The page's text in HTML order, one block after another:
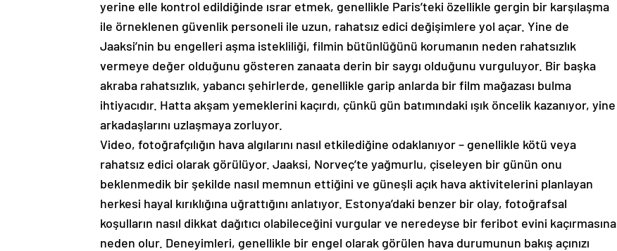
yerine elle kontrol edildiğinde ısrar etmek, genellikle Paris’teki özellikle gergin bir karşılaşma
ile örneklenen güvenlik personeli ile uzun, rahatsız edici değişimlere yol açar. Yine de
Jaaksi’nin bu engelleri aşma istekliliği, filmin bütünlüğünü korumanın neden rahatsızlık
vermeye değer olduğunu gösteren zanaata derin bir saygı olduğunu vurguluyor. Bir başka
akraba rahatsızlık, yabancı şehirlerde, genellikle garip anlarda bir film mağazası bulma
ihtiyacıdır. Hatta akşam yemeklerini kaçırdı, çünkü gün batımındaki ışık öncelik kazanıyor, yine
arkadaşlarını uzlaşmaya zorluyor.
Video, fotoğrafçılığın hava algılarını nasıl etkilediğine odaklanıyor – genellikle kötü veya
rahatsız edici olarak görülüyor. Jaaksi, Norveç’te yağmurlu, çiseleyen bir günün onu
beklenmedik bir şekilde nasıl memnun ettiğini ve güneşli açık hava aktivitelerini planlayan
herkesi hayal kırıklığına uğrattığını anlatıyor. Estonya’daki benzer bir olay, fotoğrafsal
koşulların nasıl dikkat dağıtıcı olabileceğini vurgular ve neredeyse bir feribot evini kaçırmasına
neden olur. Deneyimleri, genellikle bir engel olarak görülen hava durumunun bakış açınızı